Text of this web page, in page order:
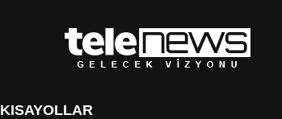
KISAYOLLAR